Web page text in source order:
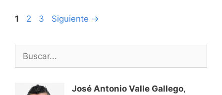
Navegación
entradas
Página
1 Página
2 Página
3 Siguiente →
José Antonio Valle Gallego,